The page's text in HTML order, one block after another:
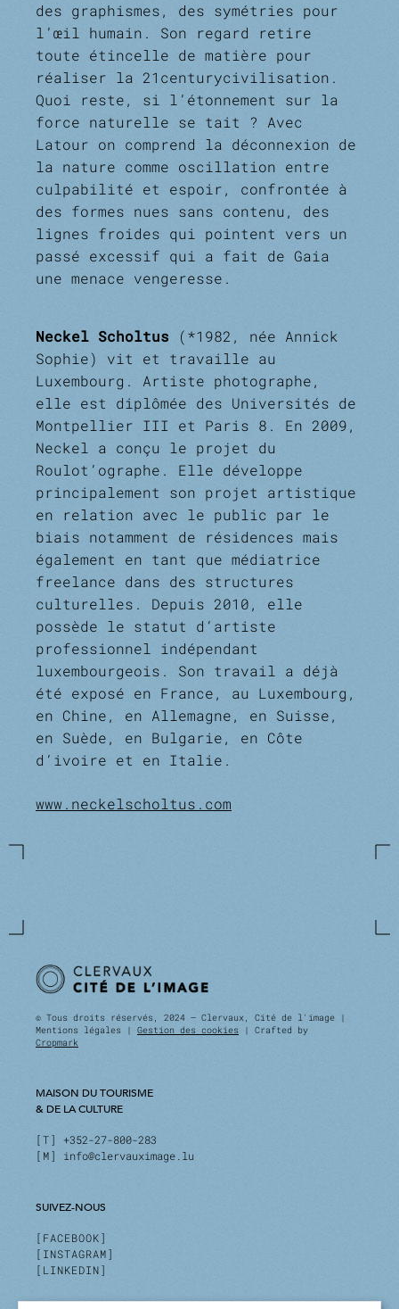
des graphismes, des symétries pour
l’œil humain. Son regard retire
toute étincelle de matière pour
réaliser la 21­century­civilisation.
Quoi reste, si l’étonnement sur la
force naturelle se tait ? Avec
Latour on comprend la déconnexion de
la nature comme oscillation entre
culpabilité et espoir, confrontée à
des formes nues sans contenu, des
lignes froides qui pointent vers un
passé excessif qui a fait de Gaia
une menace vengeresse.
Neckel Scholtus (*1982, née Annick
Sophie) vit et travaille au
Luxembourg. Artiste photographe,
elle est diplômée des Universités de
Montpellier III et Paris 8. En 2009,
Neckel a conçu le projet du
Roulot’ographe. Elle développe
principalement son projet artistique
en relation avec le public par le
biais notamment de résidences mais
également en tant que médiatrice
free­lance dans des struc­tures
culturelles. Depuis 2010, elle
possède le statut d’artiste
professionnel indépen­dant
luxembourgeois. Son travail a déjà
été exposé en France, au Luxembourg,
en Chine, en Allemagne, en Suisse,
en Suède, en Bulgarie, en Côte
d’ivoire et en Italie.
www.neckelscholtus.com
© Tous droits réservés, 2024 — Clervaux, Cité de l'image |
Mentions légales | Gestion des cookies | Crafted by
Cropmark
MAISON DU TOURISME
& DE LA CULTURE
T
+352-27-800-283
M
info@clervauximage.lu
SUIVEZ-NOUS
FACEBOOK
INSTAGRAM
LINKEDIN